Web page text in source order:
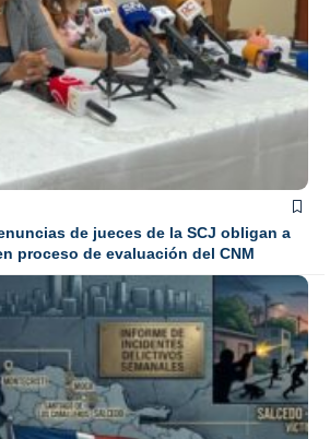
de jueces de la SCJ obligan a
proceso de evaluación del CNM